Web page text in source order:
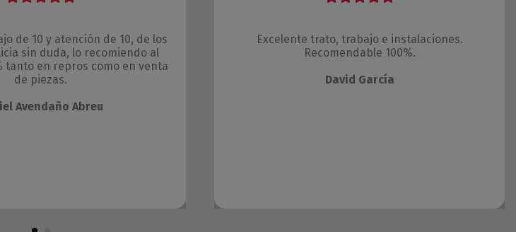
de 10 y atención de 10, de los
sin duda, lo recomiendo al
tanto en repros como en venta
de piezas.
Avendaño Abreu
Excelente trato, trabajo e instalaciones.
Recomendable 100%.
David García